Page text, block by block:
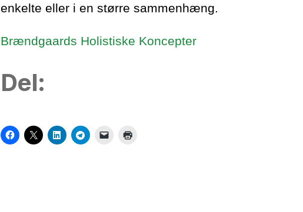
enkelte eller i en større sammenhæng.
Brændgaards Holistiske Koncepter
Del: